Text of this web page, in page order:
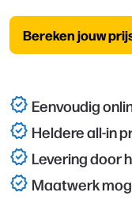
Bereken jouw
verified Eenvoudig
verified Heldere all-in
verified Levering door
verified Maatwerk